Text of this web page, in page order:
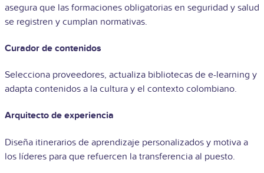
asegura que las formaciones obligatorias en seguridad y salud
se registren y cumplan normativas.
Curador de contenidos
Selecciona proveedores, actualiza bibliotecas de e-learning y
adapta contenidos a la cultura y el contexto colombiano.
Arquitecto de experiencia
Diseña itinerarios de aprendizaje personalizados y motiva a
los líderes para que refuercen la transferencia al puesto.